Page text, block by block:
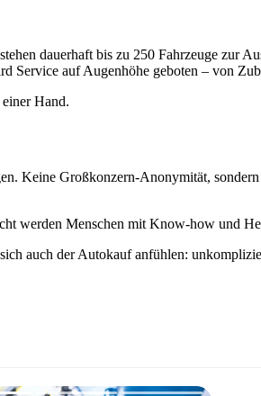
dauerhaft bis zu 250 Fahrzeuge zur
auf Augenhöhe geboten – von
Hand.
Keine Großkonzern-Anonymität,
werden Menschen mit Know-how und
auch der Autokauf anfühlen: